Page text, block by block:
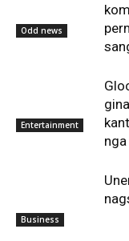
Odd news
Entertainment
Business